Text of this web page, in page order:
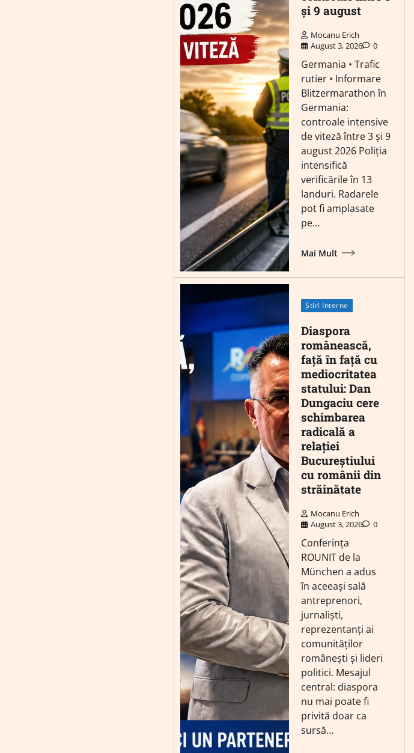
și 9 august
Mocanu Erich
August 3, 2026
0
Germania • Trafic
rutier • Informare
Blitzermarathon în
Germania:
controale intensive
de viteză între 3 și 9
august 2026 Poliția
intensifică
verificările în 13
landuri. Radarele
pot fi amplasate
pe…
Mai Mult
Știri Interne
Diaspora
românească,
față în față cu
mediocritatea
statului: Dan
Dungaciu cere
schimbarea
radicală a
relației
Bucureștiului
cu românii din
străinătate
Mocanu Erich
August 3, 2026
0
Conferința
ROUNIT de la
München a adus
în aceeași sală
antreprenori,
jurnaliști,
reprezentanți ai
comunităților
românești și lideri
politici. Mesajul
central: diaspora
nu mai poate fi
privită doar ca
sursă…